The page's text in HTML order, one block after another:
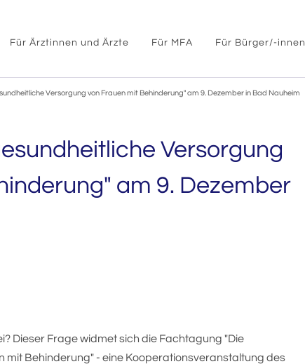
Für Ärztinnen und Ärzte Für MFA Für Bürger/-innen
Versorgung von Frauen mit Behinderung" am 9. Dezember in Bad Nauheim
Versorgung
am 9. Dezember
Dieser Frage widmet sich die Fachtagung "Die
mit Behinderung" - eine Kooperationsveranstaltung des